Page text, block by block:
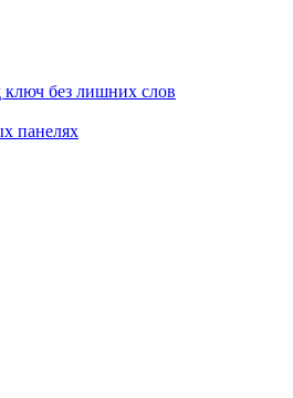
ключ без лишних слов
панелях